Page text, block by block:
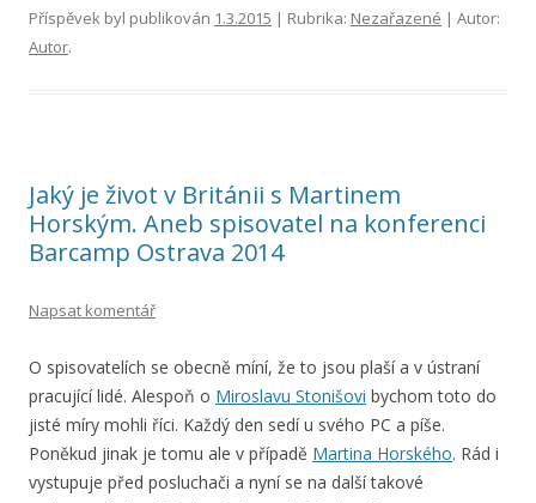
Příspěvek byl publikován 1.3.2015 | Rubrika: Nezařazené | Autor:
Autor.
Jaký je život v Británii s Martinem
Horským. Aneb spisovatel na konferenci
Barcamp Ostrava 2014
Napsat komentář
O spisovatelích se obecně míní, že to jsou plaší a v ústraní
pracující lidé. Alespoň o Miroslavu Stonišovi bychom toto do
jisté míry mohli říci. Každý den sedí u svého PC a píše.
Poněkud jinak je tomu ale v případě Martina Horského. Rád i
vystupuje před posluchači a nyní se na další takové